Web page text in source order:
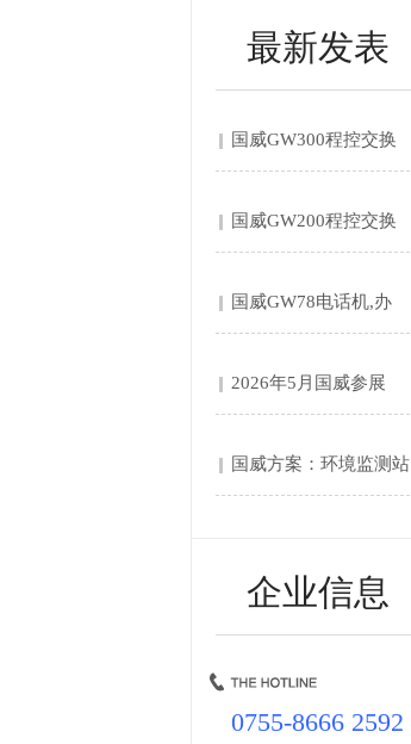
最新发表
国威GW300程控交换
国威GW200程控交换
国威GW78电话机,办
2026年5月国威参展
国威方案：环境监测站‌
企业信息
0755-8666 2592